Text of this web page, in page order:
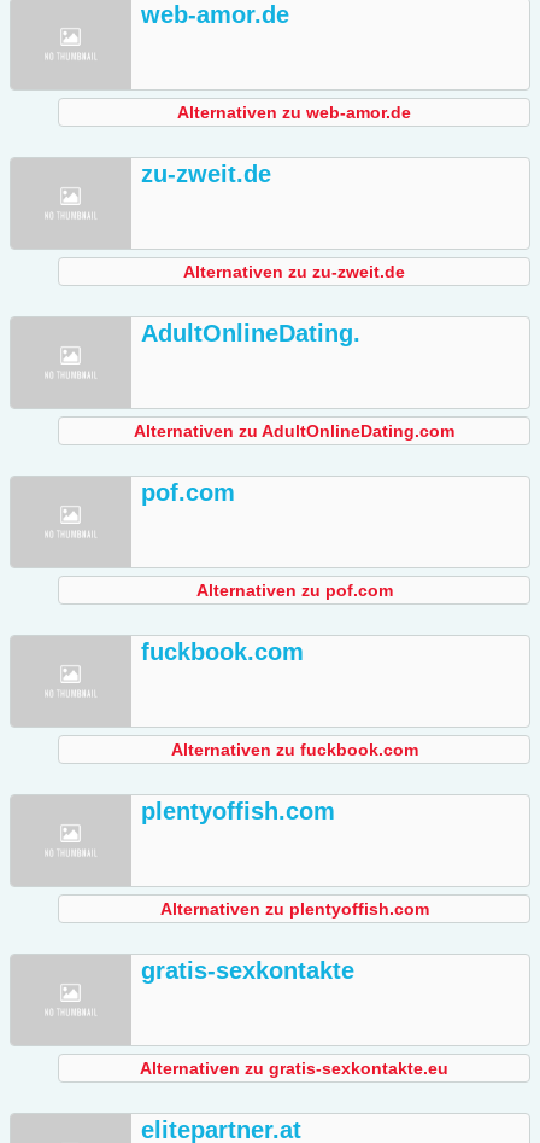
web-amor.de
Alternativen zu web-amor.de
zu-zweit.de
Alternativen zu zu-zweit.de
AdultOnlineDating.
Alternativen zu AdultOnlineDating.com
pof.com
Alternativen zu pof.com
fuckbook.com
Alternativen zu fuckbook.com
plentyoffish.com
Alternativen zu plentyoffish.com
gratis-sexkontakte
Alternativen zu gratis-sexkontakte.eu
elitepartner.at